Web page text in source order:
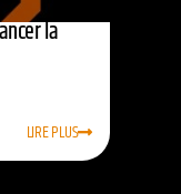
la
LIRE PLUS